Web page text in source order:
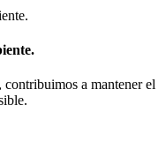
a mantener el